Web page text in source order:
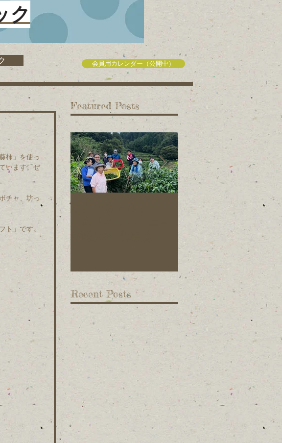
ク
会員用カレンダー（公開中）
柿」を使っ
います。ぜ
チャ、坊っ
ト」です。
Featured Posts
旭元気野菜プロジェ
クトの仲間を募集し
ています！
Recent Posts